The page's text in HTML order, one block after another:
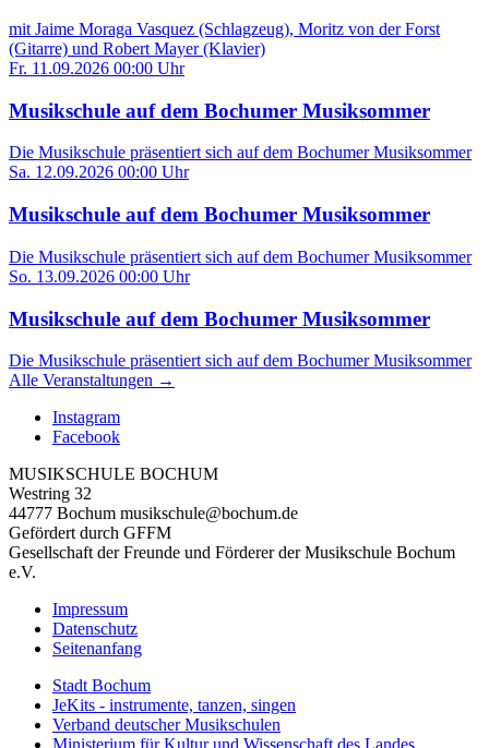
mit Jaime Moraga Vasquez (Schlagzeug), Moritz von der Forst
(Gitarre) und Robert Mayer (Klavier)
Fr. 11.09.2026 00:00 Uhr
Musikschule auf dem Bochumer Musiksommer
Die Musikschule präsentiert sich auf dem Bochumer Musiksommer
Sa. 12.09.2026 00:00 Uhr
Musikschule auf dem Bochumer Musiksommer
Die Musikschule präsentiert sich auf dem Bochumer Musiksommer
So. 13.09.2026 00:00 Uhr
Musikschule auf dem Bochumer Musiksommer
Die Musikschule präsentiert sich auf dem Bochumer Musiksommer
Alle Veranstaltungen →
Instagram
Facebook
MUSIKSCHULE BOCHUM
Westring 32
44777 Bochum musikschule@bochum.de
Gefördert durch GFFM
Gesellschaft der Freunde und Förderer der Musikschule Bochum
e.V.
Impressum
Datenschutz
Seitenanfang
Stadt Bochum
JeKits - instrumente, tanzen, singen
Verband deutscher Musikschulen